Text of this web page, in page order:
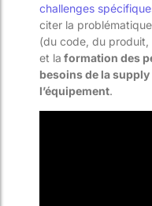
challenges
citer la
(du code, du
et la formation des
besoins de la supply
l’équipement.